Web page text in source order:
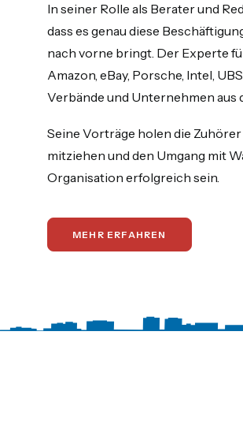
In seiner Rolle als Berater und
dass es genau diese
nach vorne bringt. Der Experte
Amazon, eBay, Porsche, Intel,
Verbände und Unternehmen aus
Seine Vorträge holen die
mitziehen und den Umgang mit
Organisation erfolgreich sein.
MEHR ERFAHREN